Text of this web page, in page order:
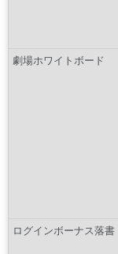
劇場ホワイトボード
ログインボーナス落書